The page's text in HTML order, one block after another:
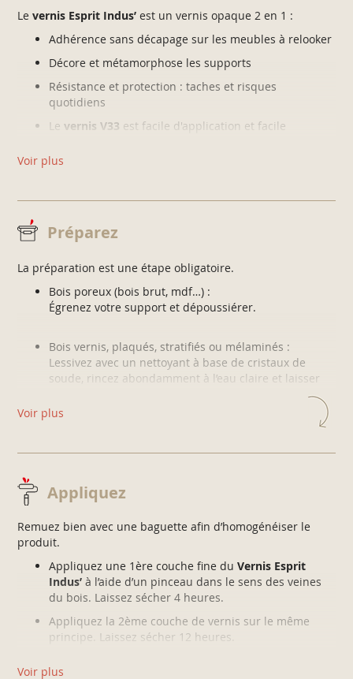
Le vernis Esprit Indus’ est un vernis opaque 2 en 1 :
Adhérence sans décapage sur les meubles à relooker
Décore et métamorphose les supports
Résistance et protection : taches et risques
quotidiens
Le vernis V33 est facile d'application et facile
Voir plus
Préparez
La préparation est une étape obligatoire.
Bois poreux (bois brut, mdf…) :
Égrenez votre support et dépoussiérer.
Bois vernis, plaqués, stratifiés ou mélaminés :
Lessivez avec un nettoyant à base de cristaux de
soude, rincez abondamment à l’eau claire et laisser
Égrenez votre support au papier de verre grain 240 et
Voir plus
Appliquez
Remuez bien avec une baguette afin d’homogénéiser le
produit.
Appliquez une 1ère couche fine du Vernis Esprit
Indus’ à l’aide d’un pinceau dans le sens des veines
du bois. Laissez sécher 4 heures.
Appliquez la 2ème couche de vernis sur le même
principe. Laissez sécher 12 heures.
Voir plus